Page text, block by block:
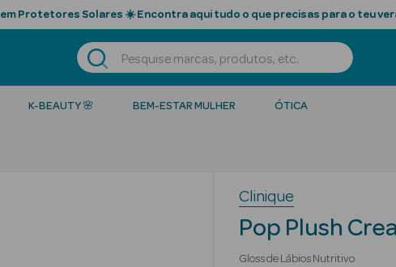
em Protetores Solares ☀️ Encontra aqui tudo o que precisas para o teu
K-BEAUTY 🌸 BEM-ESTAR MULHER ÓTICA
Clinique
Pop Plush
Gloss de Lábios Nutritivo